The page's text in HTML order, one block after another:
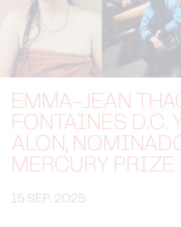
EMMA-JEAN
FONTAINES D.C.
ALON,
MERCURY
15 SEP. 2025